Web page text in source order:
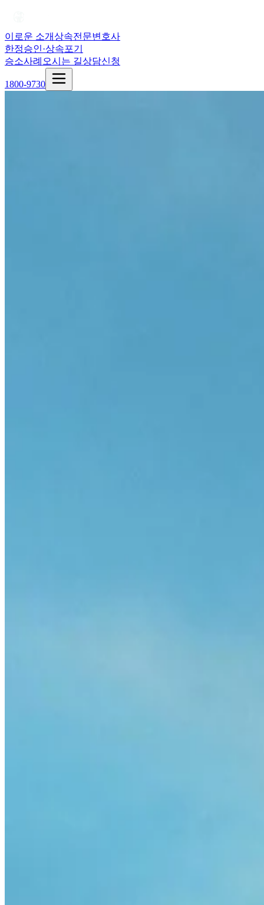
이로운 소개상속전문변호사
한정승인·상속포기
승소사례 오시는 길상담신청
1800-9730